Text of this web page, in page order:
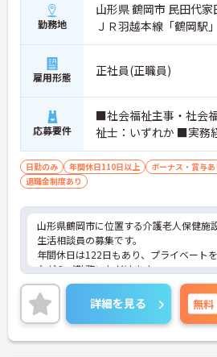
勤務地
山形県 鶴岡市 民田代
ＪＲ羽越本線「鶴岡駅
雇用形態 正社員(正職員)
応募要件
■社会福祉主事・社会
祉士：いずれか ■実務
日勤のみ 年間休日110日以上 ボーナス・賞与あ
退職金制度あり
山形県鶴岡市に位置する介護老人保健施
生活相談員の募集です。
年間休日は122日もあり、プライベート
ながらご勤務いただけます。
ご興味のある方には、面接対策ポイント
に詳細をご案内しますのでお気軽にご相
い！
詳細を見る 無料